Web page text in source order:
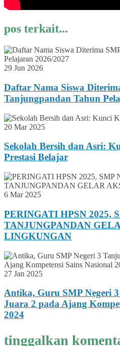
pos terkait...
29 Jun 2026
Daftar Nama Siswa
Tanjungpandan Tahun
20 Mar 2025
Sekolah Bersih dan Asri:
Prestasi Belajar
6 Mar 2025
PERINGATI HPSN 2025,
TANJUNGPANDAN
LINGKUNGAN
27 Jan 2025
Antika, Guru SMP Negeri
Juara 2 pada Ajang
2024
tinggalkan